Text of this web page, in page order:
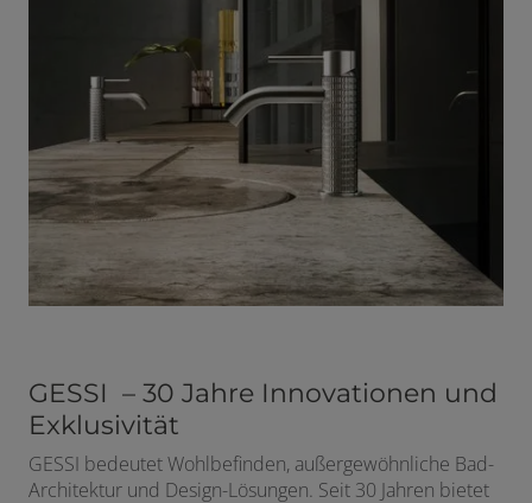
GESSI – 30 Jahre Innovationen und
Exklusivität
GESSI bedeutet Wohlbefinden, außergewöhnliche Bad-
Architektur und Design-Lösungen. Seit 30 Jahren bietet